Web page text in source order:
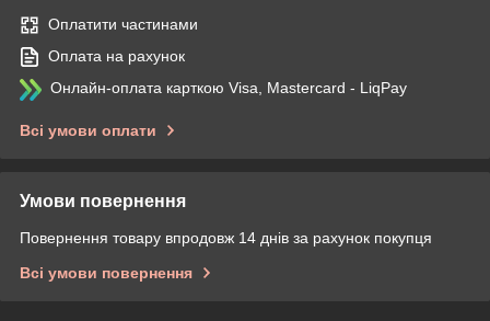
Оплатити частинами
Оплата на рахунок
Онлайн-оплата карткою Visa, Mastercard - LiqPay
Всі умови оплати
Умови повернення
Повернення товару впродовж 14 днів за рахунок покупця
Всі умови повернення